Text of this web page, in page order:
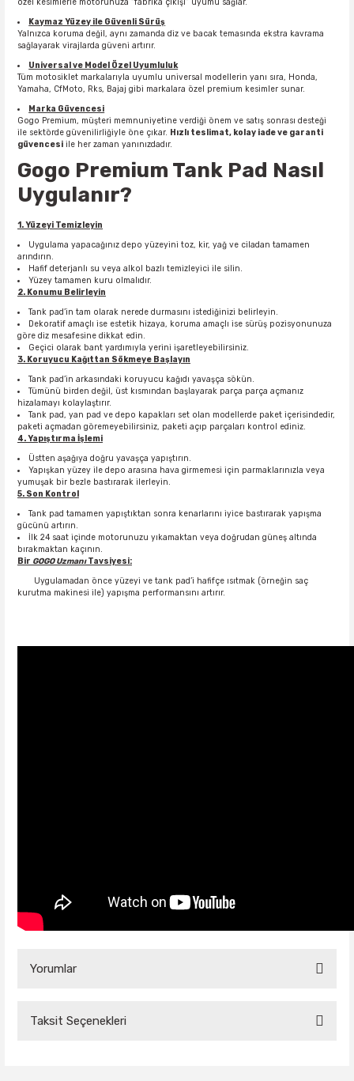
özel kesimlerle motorunuza “fabrika çıkışı” uyumu sağlar.
Kaymaz Yüzey ile Güvenli Sürüş
Yalnızca koruma değil, aynı zamanda diz ve bacak temasında ekstra kavrama
sağlayarak virajlarda güveni artırır.
Universal ve Model Özel Uyumluluk
Tüm motosiklet markalarıyla uyumlu universal modellerin yanı sıra, Honda,
Yamaha, CfMoto, Rks, Bajaj gibi markalara özel premium kesimler sunar.
Marka Güvencesi
Gogo Premium, müşteri memnuniyetine verdiği önem ve satış sonrası desteği
ile sektörde güvenilirliğiyle öne çıkar. Hızlı teslimat, kolay iade ve garanti
güvencesi ile her zaman yanınızdadır.
Gogo Premium Tank Pad Nasıl
Uygulanır?
1. Yüzeyi Temizleyin
Uygulama yapacağınız depo yüzeyini toz, kir, yağ ve ciladan tamamen
arındırın.
Hafif deterjanlı su veya alkol bazlı temizleyici ile silin.
Yüzey tamamen kuru olmalıdır.
2. Konumu Belirleyin
Tank pad’in tam olarak nerede durmasını istediğinizi belirleyin.
Dekoratif amaçlı ise estetik hizaya, koruma amaçlı ise sürüş pozisyonunuza
göre diz mesafesine dikkat edin.
Geçici olarak bant yardımıyla yerini işaretleyebilirsiniz.
3. Koruyucu Kağıttan Sökmeye Başlayın
Tank pad’in arkasındaki koruyucu kağıdı yavaşça sökün.
Tümünü birden değil, üst kısmından başlayarak parça parça açmanız
hizalamayı kolaylaştırır.
Tank pad, yan pad ve depo kapakları set olan modellerde paket içerisindedir,
paketi açmadan göremeyebilirsiniz, paketi açıp parçaları kontrol ediniz.
4. Yapıştırma İşlemi
Üstten aşağıya doğru yavaşça yapıştırın.
Yapışkan yüzey ile depo arasına hava girmemesi için parmaklarınızla veya
yumuşak bir bezle bastırarak ilerleyin.
5. Son Kontrol
Tank pad tamamen yapıştıktan sonra kenarlarını iyice bastırarak yapışma
gücünü artırın.
İlk 24 saat içinde motorunuzu yıkamaktan veya doğrudan güneş altında
bırakmaktan kaçının.
Bir GOGO UzmanıTavsiyesi:
Uygulamadan önce yüzeyi ve tank pad’i hafifçe ısıtmak (örneğin saç
kurutma makinesi ile) yapışma performansını artırır.
Yorumlar
Taksit Seçenekleri